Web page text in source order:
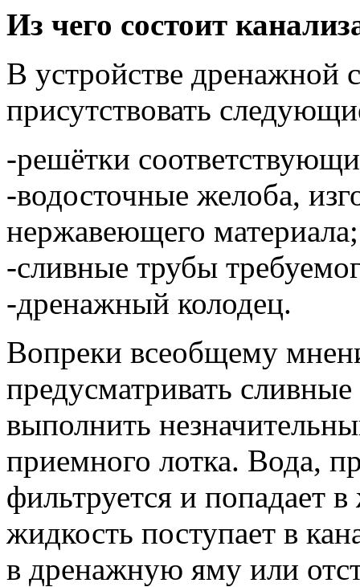
Из чего состоит
В устройстве дренажной
присутствовать
-решётки
-водосточные желоба,
нержавеющего материала;
-сливные трубы
-дренажный колодец.
Вопреки всеобщему
предусматривать
выполнить
приемного лотка. Вода,
фильтруется и попадает
жидкость поступает в
в дренажную яму или